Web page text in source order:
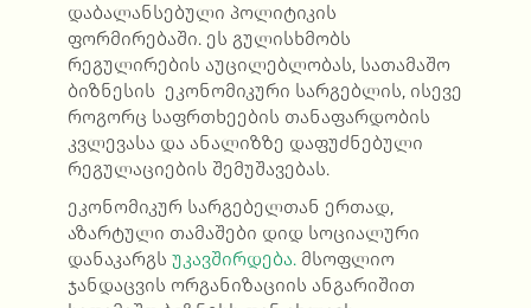
დაბალანსებული პოლიტიკის
ფორმირებაში. ეს გულისხმობს
რეგულირების აუცილებლობას, სათამაშო
ბიზნესის ეკონომიკური სარგებლის, ისევე
როგორც საფრთხეების თანაფარდობის
კვლევასა და ანალიზზე დაფუძნებული
რეგულაციების შემუშავებას.
ეკონომიკურ სარგებელთან ერთად,
აზარტული თამაშები დიდ სოციალური
დანაკარგს უკავშირდება.მსოფლიო
ჯანდაცვის ორგანიზაციის ანგარიშით